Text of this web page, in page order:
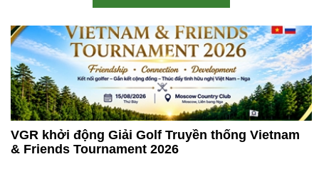
VGR khởi động Giải Golf Truyền thống Vietnam
& Friends Tournament 2026